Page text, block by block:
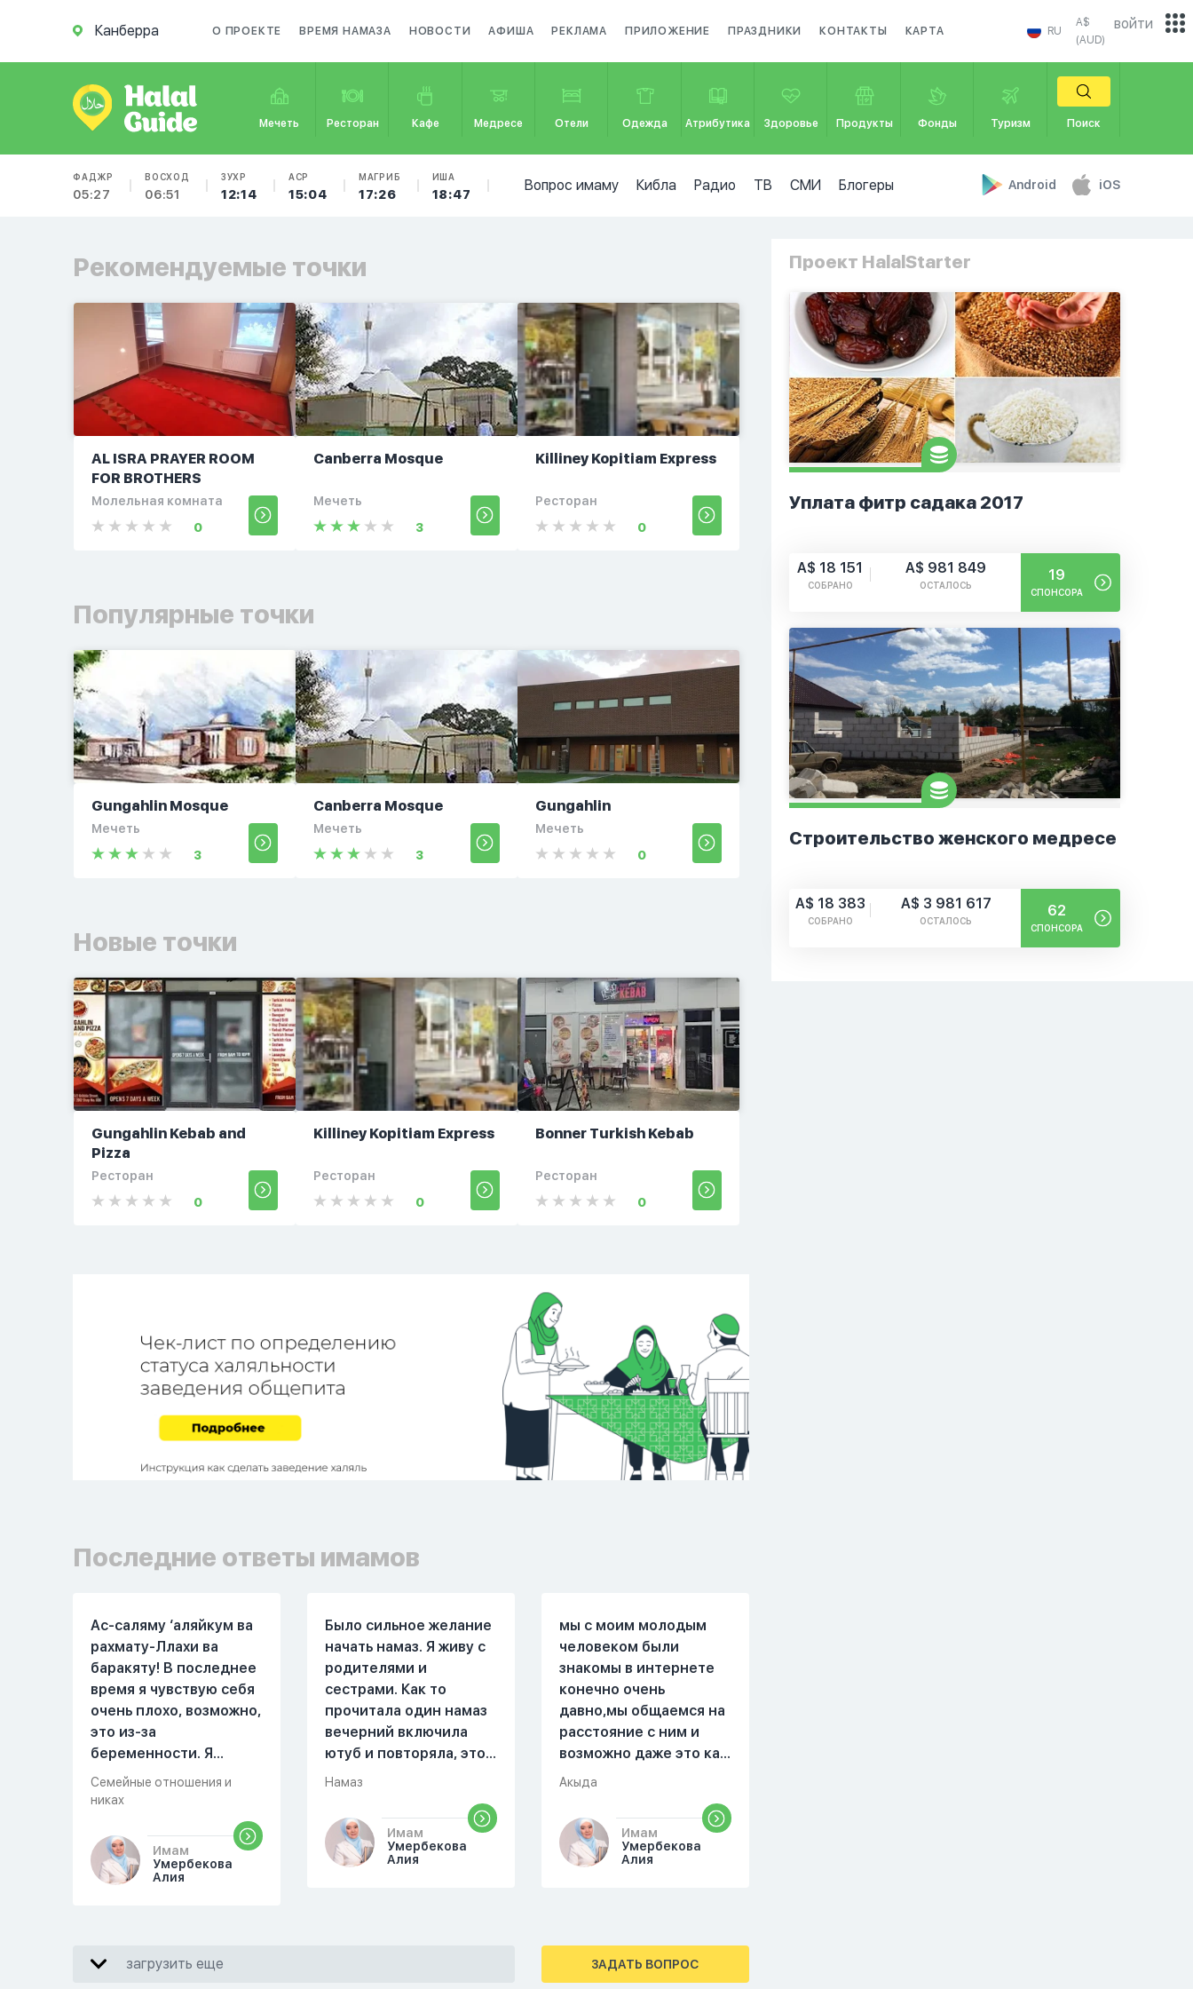
Канберра О ПРОЕКТЕ ВРЕМЯ НАМАЗА НОВОСТИ АФИША РЕКЛАМА ПРИЛОЖЕНИЕ ПРАЗДНИКИ КОНТАКТЫ КАРТА RU
A$
(AUD)
Мечеть Ресторан Кафе Медресе Отели Одежда Атрибутика Здоровье Продукты Фонды Туризм Поиск
ФАДЖР
05:27
ВОСХОД
06:51
ЗУХР
12:14
АСР
15:04
МАГРИБ
17:26
ИША
18:47
Вопрос имаму Кибла Радио ТВ СМИ Блогеры Android iOS
войти
Проект HalalStarter
Уплата фитр садака 2017
A$ 18 151
СОБРАНО
A$ 981 849
ОСТАЛОСЬ
19
СПОНСОРА
Строительство женского медресе
A$ 18 383
СОБРАНО
A$ 3 981 617
ОСТАЛОСЬ
62
СПОНСОРА
Рекомендуемые точки
AL ISRA PRAYER ROOM
FOR BROTHERS
Молельная комната
0
Canberra Mosque
Мечеть
3
Killiney Kopitiam Express
Ресторан
0
Популярные точки
Gungahlin Mosque
Мечеть
3
Canberra Mosque
Мечеть
3
Gungahlin
Мечеть
0
Новые точки
Gungahlin Kebab and
Pizza
Ресторан
0
Killiney Kopitiam Express
Ресторан
0
Bonner Turkish Kebab
Ресторан
0
Последние ответы имамов
Ас-саляму ‘аляйкум ва
рахмату-Ллахи ва
баракяту! В последнее
время я чувствую себя
очень плохо, возможно,
это из-за
беременности. Я
разбудила мужа и
рассказала ему, что со
происходит,он потом
обратно ложился спать
это было около
плохо. Он ответил: «Я
Семейные отношения и
никах
Имам
Умербекова
Алия
Было сильное желание
начать намаз. Я живу с
родителями и
сестрами. Как то
прочитала один намаз
вечерний включила
ютуб и повторяла, это
увидала моя сестра.
она сказала почему ты
намаз читаешь. Ты
сначала исправь себя.
Намаз
Имам
Умербекова
Алия
мы с моим молодым
человеком были
знакомы в интернете
конечно очень
давно,мы общаемся на
расстояние с ним и
возможно даже это как
то помешало,знаю о 17
прочитать два раза
истихар намаз,первый
раз я прочитала до
спокойно и в голову
начали лезть только
Акыда
Имам
Умербекова
Алия
загрузить еще ЗАДАТЬ ВОПРОС